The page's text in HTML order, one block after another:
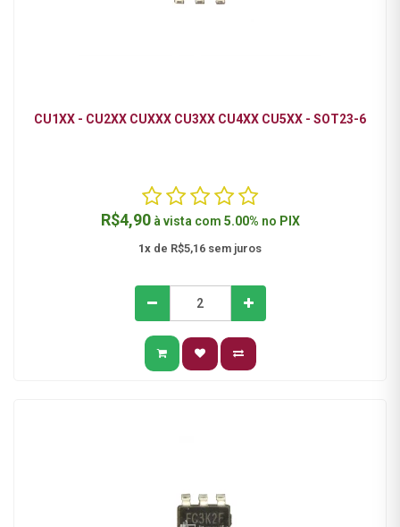
CU1XX - CU2XX CUXXX CU3XX CU4XX CU5XX - SOT23-6
R$4,90 à vista com 5.00% no PIX
1x de R$5,16 sem juros